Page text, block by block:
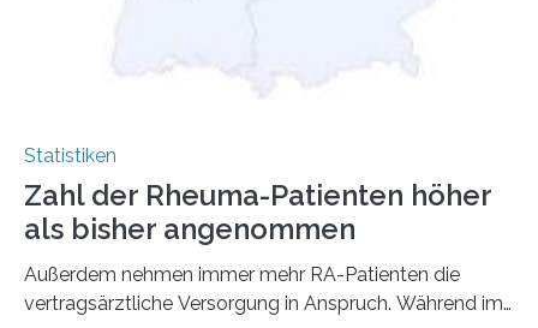
Statistiken
Zahl der Rheuma-Patienten höher
als bisher angenommen
Außerdem nehmen immer mehr RA-Patienten die
vertragsärztliche Versorgung in Anspruch. Während im